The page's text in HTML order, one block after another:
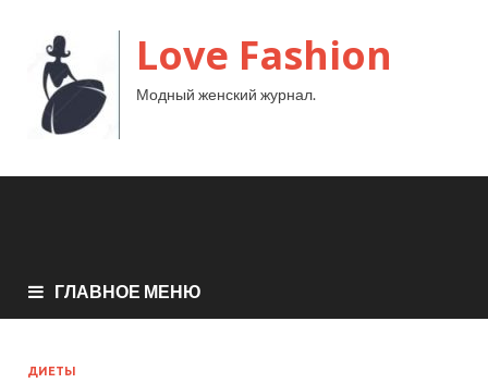
Love Fashion
Модный женский журнал.
ГЛАВНОЕ МЕНЮ
ДИЕТЫ